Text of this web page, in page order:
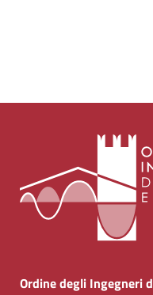
Ordine degli Ingegneri